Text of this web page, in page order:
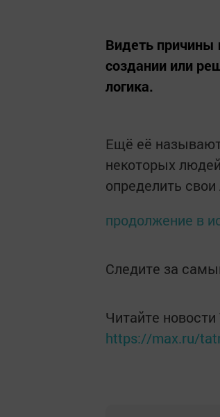
Видеть причины
создании или
логика.
Ещё её
некоторых
определить
продолжение в
Следите за
Читайте
https://max.ru/